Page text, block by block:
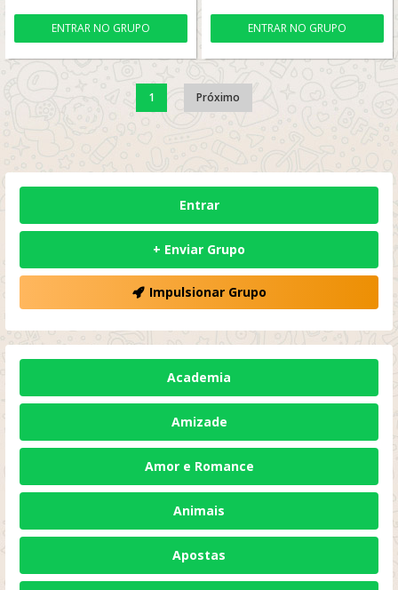
ENTRAR NO GRUPO ENTRAR NO GRUPO
1 Próximo
Entrar
+ Enviar Grupo
Impulsionar Grupo
Academia
Amizade
Amor e Romance
Animais
Apostas